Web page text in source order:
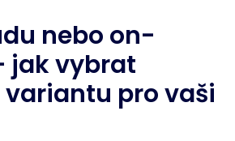
nebo on-
jak vybrat
pro vaši